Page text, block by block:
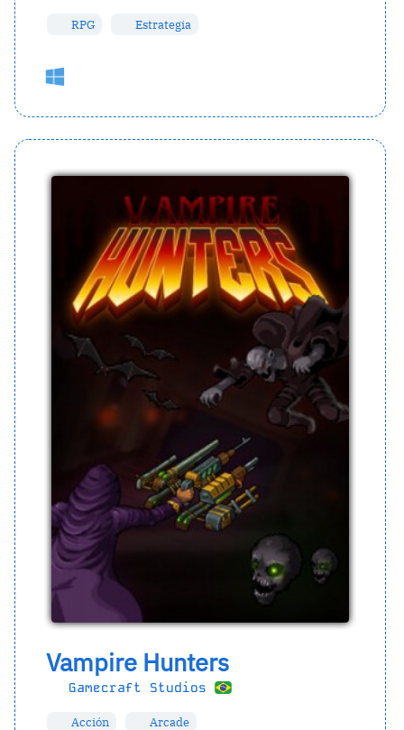
RPG Estrategia
Vampire Hunters
Gamecraft Studios
Acción Arcade